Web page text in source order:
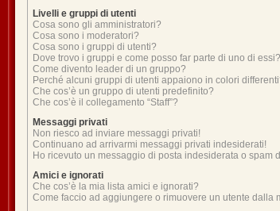
Livelli e gruppi di utenti
Cosa sono gli amministratori?
Cosa sono i moderatori?
Cosa sono i gruppi di utenti?
Dove trovo i gruppi e come posso far parte di uno di essi?
Come divento leader di un gruppo?
Perché alcuni gruppi di utenti appaiono in colori
Che cos’è un gruppo di utenti predefinito?
Che cos’è il collegamento “Staff”?
Messaggi privati
Non riesco ad inviare messaggi privati!
Continuano ad arrivarmi messaggi privati indesiderati!
Ho ricevuto un messaggio di posta indesiderata o spam
Amici e ignorati
Che cos’è la mia lista amici e ignorati?
Come faccio ad aggiungere o rimuovere un utente dalla